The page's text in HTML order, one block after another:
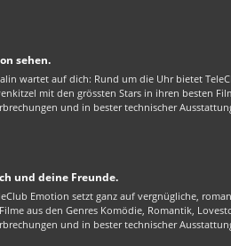
sehen.
wartet auf dich: Rund um die Uhr bietet
mit den grössten Stars in ihren besten
und in bester technischer
und deine Freunde.
Emotion setzt ganz auf vergnügliche,
aus den Genres Komödie, Romantik,
und in bester technischer